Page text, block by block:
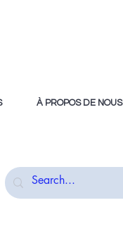
À PROPOS DE NOUS